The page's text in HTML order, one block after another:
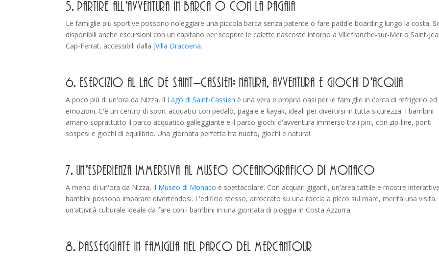
5. Partire all'avventura in barca o con la pagaia
Le famiglie più sportive possono noleggiare una piccola barca senza patente o fare paddle boarding lungo la costa.
disponibili anche escursioni con un capitano per scoprire le calette nascoste intorno a Villefranche-sur-Mer o Saint-
Cap-Ferrat, accessibili dalla [Villa Dracoena.
6. Esercizio al Lac de Saint-Cassien: natura, avventura e giochi d'acqua
A poco più di un'ora da Nizza, il Lago di Saint-Cassien è una vera e propria oasi per le famiglie in cerca di refrigerio ed
emozioni. C'è un centro di sport acquatici con pedalò, pagaie e kayak, ideali per divertirsi in tutta sicurezza. I bambini
amano soprattutto il parco acquatico galleggiante e il parco giochi d'avventura immerso tra i pini, con zip-line, ponti
sospesi e giochi di equilibrio. Una giornata perfetta tra nuoto, giochi e natura!
7. Un'esperienza immersiva al Museo Oceanografico di Monaco
A meno di un'ora da Nizza, il Museo di Monaco è spettacolare. Con acquari giganti, un'area tattile e mostre
bambini possono imparare divertendosi. L'edificio stesso, arroccato su una roccia a picco sul mare, merita una visita.
un'attività culturale ideale da fare con i bambini in una giornata di pioggia in Costa Azzurra.
8. Passeggiate in famiglia nel Parco del Mercantour